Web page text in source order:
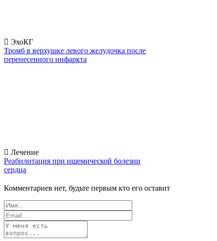
ЭхоКГ
Тромб в верхушке левого желудочка после
перенесенного инфаркта
Лечение
Реабилитация при ишемической болезни
сердца
Комментариев нет, будьте первым кто его оставит